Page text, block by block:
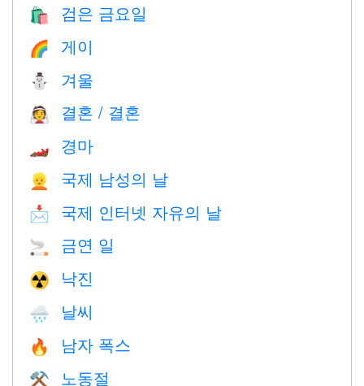
🛍 검은 금요일
🌈 게이
⛄ 겨울
👰 결혼 / 결혼
🏎 경마
👱 국제 남성의 날
📩 국제 인터넷 자유의 날
🚬 금연 일
☢️ 낙진
🌧 날씨
🔥 남자 폭스
⚒️ 노동절